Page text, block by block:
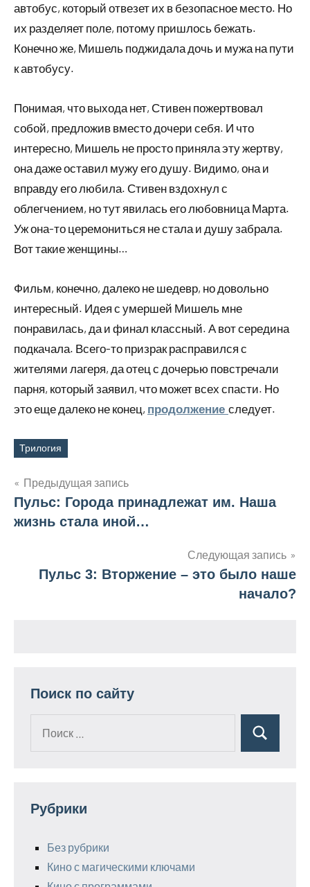
автобус, который отвезет их в безопасное место. Но
их разделяет поле, потому пришлось бежать.
Конечно же, Мишель поджидала дочь и мужа на пути
к автобусу.
Понимая, что выхода нет, Стивен пожертвовал
собой, предложив вместо дочери себя. И что
интересно, Мишель не просто приняла эту жертву,
она даже оставил мужу его душу. Видимо, она и
вправду его любила. Стивен вздохнул с
облегчением, но тут явилась его любовница Марта.
Уж она-то церемониться не стала и душу забрала.
Вот такие женщины…
Фильм, конечно, далеко не шедевр, но довольно
интересный. Идея с умершей Мишель мне
понравилась, да и финал классный. А вот середина
подкачала. Всего-то призрак расправился с
жителями лагеря, да отец с дочерью повстречали
парня, который заявил, что может всех спасти. Но
это еще далеко не конец, продолжение следует.
Метки
Трилогия
Навигация
по
Предыдущая запись
Пульс: Города принадлежат им. Наша
жизнь стала иной…
Следующая запись
Пульс 3: Вторжение – это было наше
начало?
Поиск по сайту
Поиск
Рубрики
Без рубрики
Кино с магическими ключами